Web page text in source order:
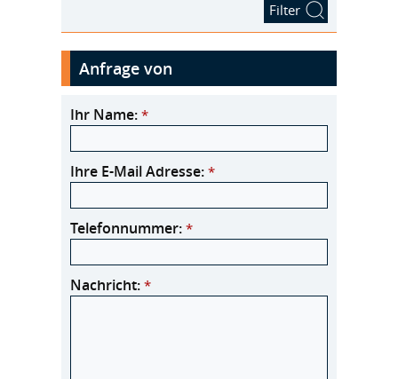
Anfrage von
Ihr Name: *
Ihre E-Mail Adresse: *
Telefonnummer: *
Nachricht: *